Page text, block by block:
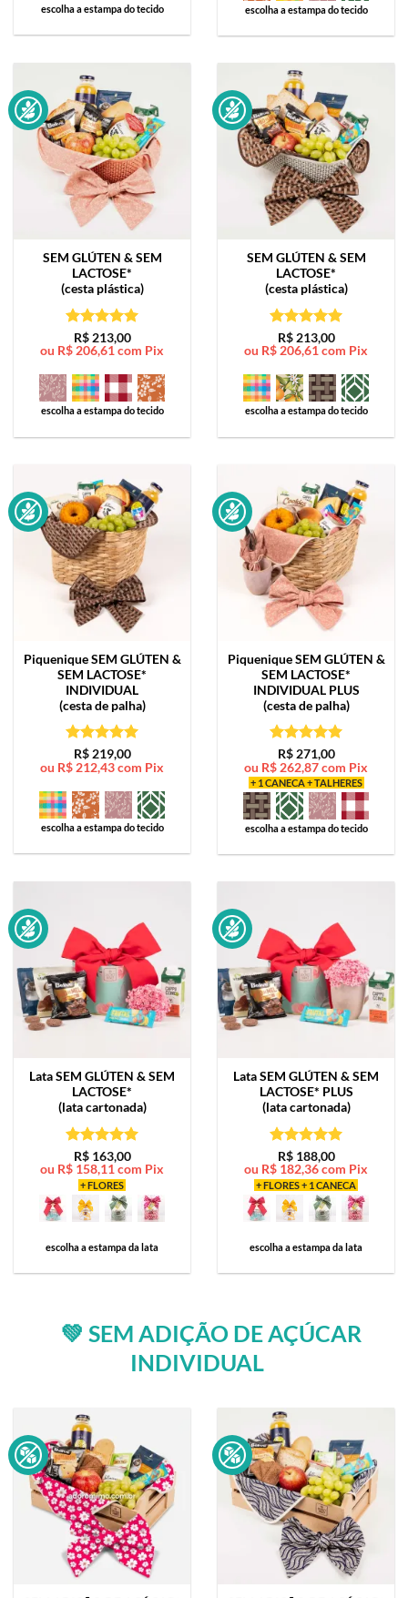
escolha a estampa do tecido escolha a estampa do tecido
SEM GLÚTEN & SEM
LACTOSE*
(cesta plástica)
Avaliação5
de 5
R$213,00
ou R$ 206,61 com Pix
escolha a estampa do tecido
SEM GLÚTEN & SEM
LACTOSE*
(cesta plástica)
Avaliação5
de 5
R$213,00
ou R$ 206,61 com Pix
escolha a estampa do tecido
Piquenique SEM GLÚTEN &
SEM LACTOSE*
INDIVIDUAL
(cesta de palha)
Avaliação5
de 5
R$219,00
ou R$ 212,43com Pix
escolha a estampa do tecido
Piquenique SEM GLÚTEN &
SEM LACTOSE*
INDIVIDUAL PLUS
(cesta de palha)
Avaliação5
de 5
R$271,00
ou R$ 262,87com Pix
+ 1 CANECA + TALHERES
escolha a estampa do tecido
LataSEM GLÚTEN & SEM
LACTOSE*
(lata cartonada)
Avaliação5
de 5
R$163,00
ou R$ 158,11 com Pix
+ FLORES
escolha a estampa da lata
LataSEM GLÚTEN & SEM
LACTOSE* PLUS
(lata cartonada)
Avaliação5
de 5
R$188,00
ou R$ 182,36com Pix
+ FLORES + 1 CANECA
escolha a estampa da lata
💚 SEM ADIÇÃO DE AÇÚCAR
INDIVIDUAL